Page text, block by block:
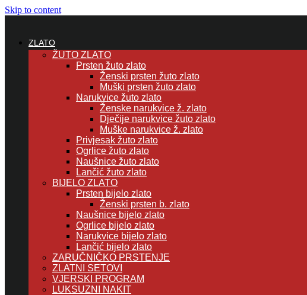
Skip to content
ZLATO
ŽUTO ZLATO
Prsten žuto zlato
Ženski prsten žuto zlato
Muški prsten žuto zlato
Narukvice žuto zlato
Ženske narukvice ž. zlato
Dječije narukvice žuto zlato
Muške narukvice ž. zlato
Privjesak žuto zlato
Ogrlice žuto zlato
Naušnice žuto zlato
Lančić žuto zlato
BIJELO ZLATO
Prsten bijelo zlato
Ženski prsten b. zlato
Naušnice bijelo zlato
Ogrlice bijelo zlato
Narukvice bijelo zlato
Lančić bijelo zlato
ZARUČNIČKO PRSTENJE
ZLATNI SETOVI
VJERSKI PROGRAM
LUKSUZNI NAKIT